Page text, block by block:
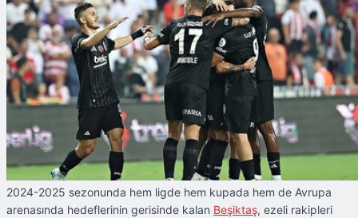
2024-2025 sezonunda hem ligde hem kupada hem de Avrupa
arenasında hedeflerinin gerisinde kalan Beşiktaş, ezeli rakipleri